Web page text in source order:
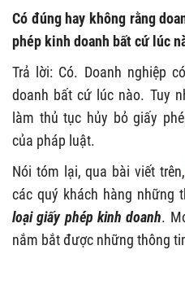
Có đúng hay không rằng
phép kinh doanh bất cứ lúc
Trả lời: Có. Doanh nghiệp
doanh bất cứ lúc nào. Tuy
làm thủ tục hủy bỏ giấy
của pháp luật.
Nói tóm lại, qua bài viết trên,
các quý khách hàng những
loại giấy phép kinh doanh.
nắm bắt được những thông